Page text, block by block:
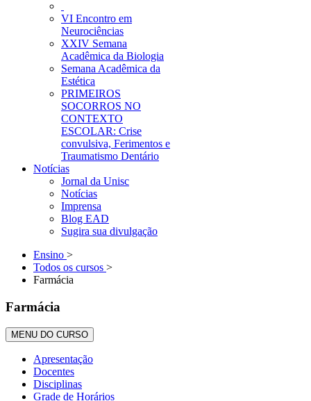
VI Encontro em
Neurociências
XXIV Semana
Acadêmica da Biologia
Semana Acadêmica da
Estética
PRIMEIROS
SOCORROS NO
CONTEXTO
ESCOLAR: Crise
convulsiva, Ferimentos e
Traumatismo Dentário
Notícias
Jornal da Unisc
Notícias
Imprensa
Blog EAD
Sugira sua divulgação
Ensino >
Todos os cursos >
Farmácia
Farmácia
MENU DO CURSO
Apresentação
Docentes
Disciplinas
Grade de Horários